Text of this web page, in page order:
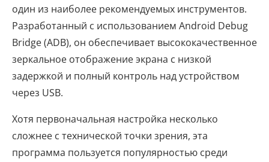
один из наиболее рекомендуемых инструментов.
Разработанный с использованием Android Debug
Bridge (ADB), он обеспечивает высококачественное
зеркальное отображение экрана с низкой
задержкой и полный контроль над устройством
через USB.
Хотя первоначальная настройка несколько
сложнее с технической точки зрения, эта
программа пользуется популярностью среди